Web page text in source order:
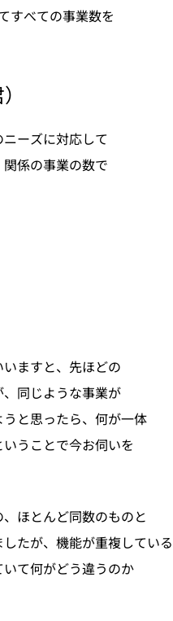
すべての事業数を
ーズに対応して
係の事業の数で
ますと、先ほどの
同じような事業が
と思ったら、何が一体
うことで今お伺いを
ほとんど同数のものと
たが、機能が重複している
て何がどう違うのか